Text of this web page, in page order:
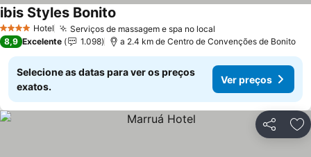
4 EstrelasHotel Serviços de massagem e spa no local
ibis Styles Bonito
8,9 Excelente 1.098 a 2.4 km de Centro de Convenções de Bonito
Selecione as datas para ver os preços
exatos.
Ver preços
Partilhar